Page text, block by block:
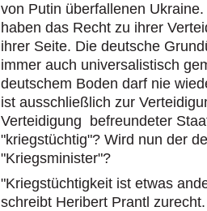
von Putin überfallenen
haben das Recht zu ihrer
ihrer Seite. Die deutsche
immer auch universalistisch
deutschem Boden darf nie
ist ausschließlich zur
Verteidigung befreundeter
"kriegstüchtig"? Wird nun der
"Kriegsminister"?
"Kriegstüchtigkeit ist etwas
schreibt Heribert Prantl